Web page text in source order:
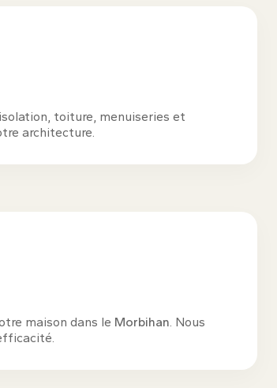
toiture, menuiseries et
architecture.
maison dans le Morbihan. Nous